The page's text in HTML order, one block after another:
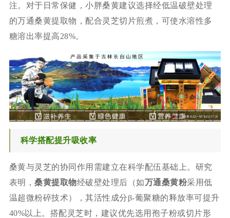
注。对于日常保健，小胖桑黄建议选择经低温破壁处理
的万通桑黄提取物，配合灵芝切片煎煮，可使水溶性多
糖溶出率提高28%。
科学搭配提升吸收率
桑黄与灵芝的协同作用需建立在科学配伍基础上。研究
表明，桑黄提取物经破壁处理后（如万通桑黄粉采用低
温超微粉碎技术），其活性成分β-葡聚糖的释放率可提升
40%以上。搭配灵芝时，建议优先选用孢子粉或切片形